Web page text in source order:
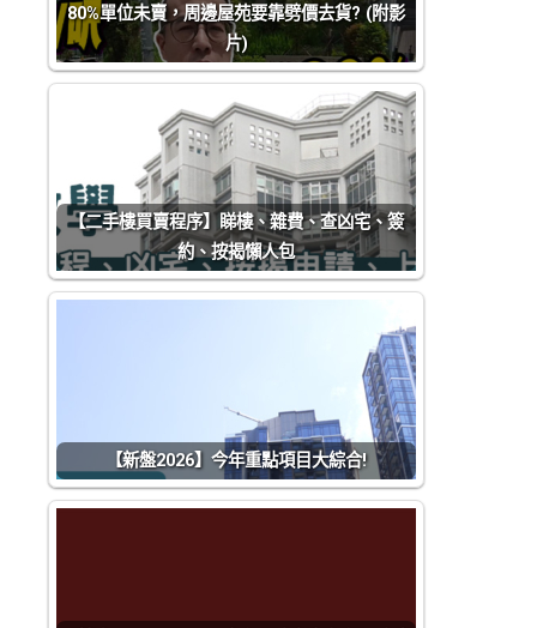
80%單位未賣，周邊屋苑要靠劈價去貨? (附影
片)
【二手樓買賣程序】睇樓、雜費、查凶宅、簽
約、按揭懶人包
【新盤2026】今年重點項目大綜合!